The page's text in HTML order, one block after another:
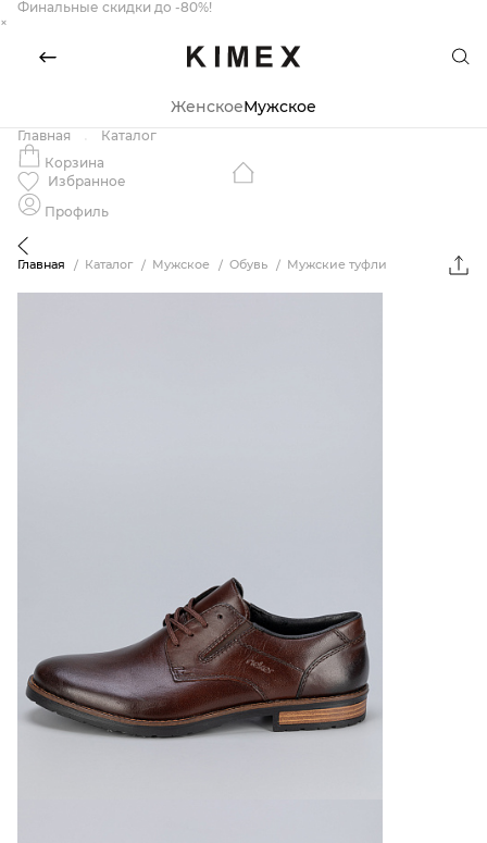
Финальные скидки до -80%!
×
ЖенскоеМужское
Главная
Каталог
Корзина
Избранное
Профиль
Главная Каталог Мужское Обувь Мужские туфли